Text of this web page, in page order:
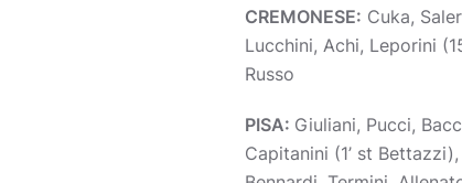
CREMONESE: Cuka,
Lucchini, Achi, Leporini
Russo
PISA: Giuliani, Pucci,
Capitanini (1’ st